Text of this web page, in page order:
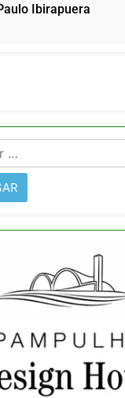
Ibirapuera
infraestrutura